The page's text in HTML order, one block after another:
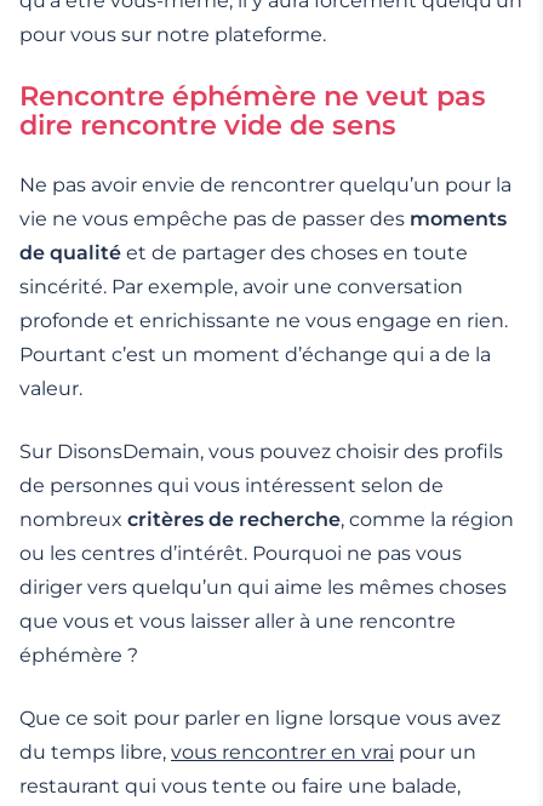
pour vous sur notre plateforme.
Rencontre éphémère ne veut pas
dire rencontre vide de sens
Ne pas avoir envie de rencontrer quelqu’un pour la
vie ne vous empêche pas de passer des moments
de qualité et de partager des choses en toute
sincérité. Par exemple, avoir une conversation
profonde et enrichissante ne vous engage en rien.
Pourtant c’est un moment d’échange qui a de la
valeur.
Sur DisonsDemain, vous pouvez choisir des profils
de personnes qui vous intéressent selon de
nombreux critères de recherche, comme la région
ou les centres d’intérêt. Pourquoi ne pas vous
diriger vers quelqu’un qui aime les mêmes choses
que vous et vous laisser aller à une rencontre
éphémère ?
Que ce soit pour parler en ligne lorsque vous avez
du temps libre, vous rencontrer en vrai pour un
restaurant qui vous tente ou faire une balade,